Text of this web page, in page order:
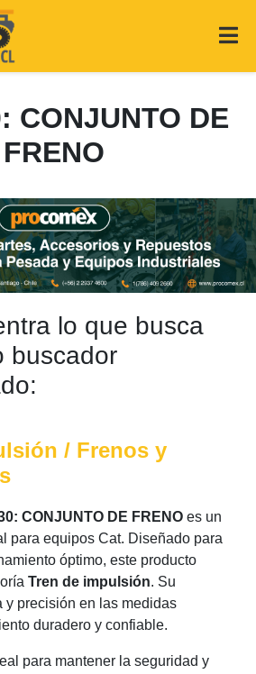
CONJUNTO DE
FRENO
lo que busca
buscador
/ Frenos y
CONJUNTO DE FRENO es un
para equipos Cat. Diseñado para
óptimo, este producto
Tren de impulsión. Su
y precisión en las medidas
duradero y confiable.
para mantener la seguridad y